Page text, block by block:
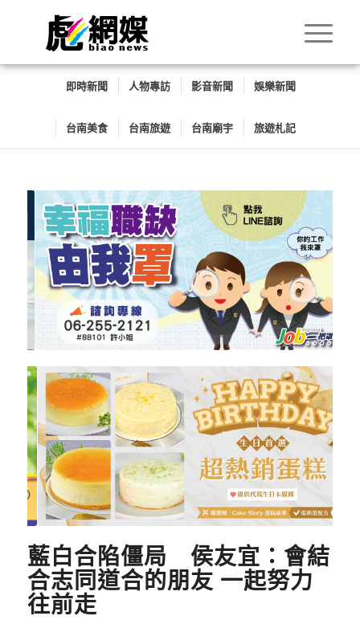
即時新聞 人物專訪 影音新聞 娛樂新聞
台南美食 台南旅遊 台南廟宇 旅遊札記
藍白合陷僵局 侯友宜：會結
合志同道合的朋友 一起努力
往前走